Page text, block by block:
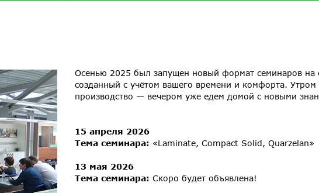
Осенью 2025 был запущен новый формат семинаров на
созданный с учётом вашего времени и комфорта.
производство — вечером уже едем домой с новыми
15 апреля 2026
Тема семинара: «Laminate, Compact Solid, Quarzelan»
13 мая 2026
Тема семинара: Скоро будет объявлена!